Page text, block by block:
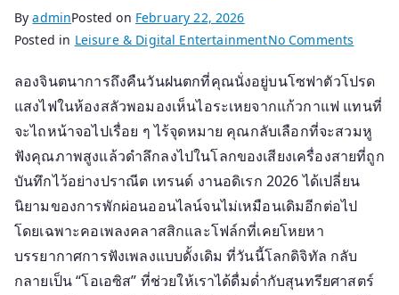
ByadminPosted on February 22, 2026
Posted in Leisure & Digital EntertainmentNo Comments
เซ็ง
แบบ
โคตร
ไฮป์
ของ
คน
ลองจินตนาการถึงคืนวันฝนตกที่คุณนั่งอยู่บนโซฟาตัวโปรด
แสงไฟในห้องสลัวพอมองเห็นไอระเหยจากแก้วกาแฟ แทนที่
จะไถหน้าจอไปเรื่อย ๆ ไร้จุดหมาย คุณกลับเลือกที่จะสวมหู
ฟังคุณภาพสูงแล้วดำลึกลงไปในโลกของเสียงเครื่องสายที่ถูก
บันทึกไว้อย่างปราณีต เทรนด์ งานอดิเรก 2026 ได้เปลี่ยน
นิยามของการพักผ่อนออนไลน์จนไม่เหมือนเดิมอีกต่อไป
โดยเฉพาะคอเพลงคลาสสิกและโฟล์กที่เคยโหยหา
บรรยากาศการฟังเพลงแบบดั้งเดิม ที่วันนี้โลกดิจิทัล กลับ
กลายเป็น “โอเอซิส” ที่ช่วยให้เราได้ดื่มด่ำกับสุนทรียศาสตร์